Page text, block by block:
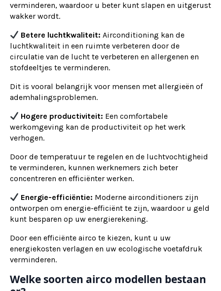
verminderen, waardoor u beter kunt slapen en uitgerust
wakker wordt.
Betere luchtkwaliteit: Airconditioning kan de
luchtkwaliteit in een ruimte verbeteren door de
circulatie van de lucht te verbeteren en allergenen en
stofdeeltjes te verminderen.
Dit is vooral belangrijk voor mensen met allergieën of
ademhalingsproblemen.
Hogere productiviteit: Een comfortabele
werkomgeving kan de productiviteit op het werk
verhogen.
Door de temperatuur te regelen en de luchtvochtigheid
te verminderen, kunnen werknemers zich beter
concentreren en efficiënter werken.
Energie-efficiëntie: Moderne airconditioners zijn
ontworpen om energie-efficiënt te zijn, waardoor u geld
kunt besparen op uw energierekening.
Door een efficiënte airco te kiezen, kunt u uw
energiekosten verlagen en uw ecologische voetafdruk
verminderen.
Welke soorten airco modellen bestaan